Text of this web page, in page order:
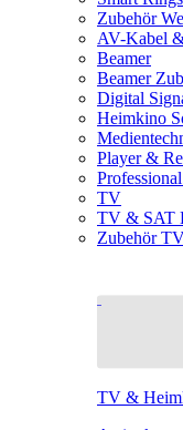
Zubehör
AV-Kabel
Beamer
Beamer
Digital
Heimkino
Player &
TV
TV & SAT
Zubehör
TV &